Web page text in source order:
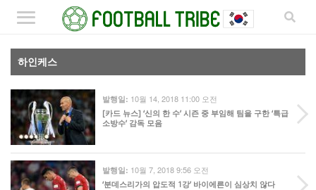
하인케스
발행일: 10월 14, 2018 11:00 오전
[카드 뉴스] ‘신의 한 수’ 시즌 중 부임해 팀을 구한 ‘특급
소방수’ 감독 모음
발행일: 10월 7, 2018 9:56 오전
‘분데스리가의 압도적 1강’ 바이에른이 심상치 않다